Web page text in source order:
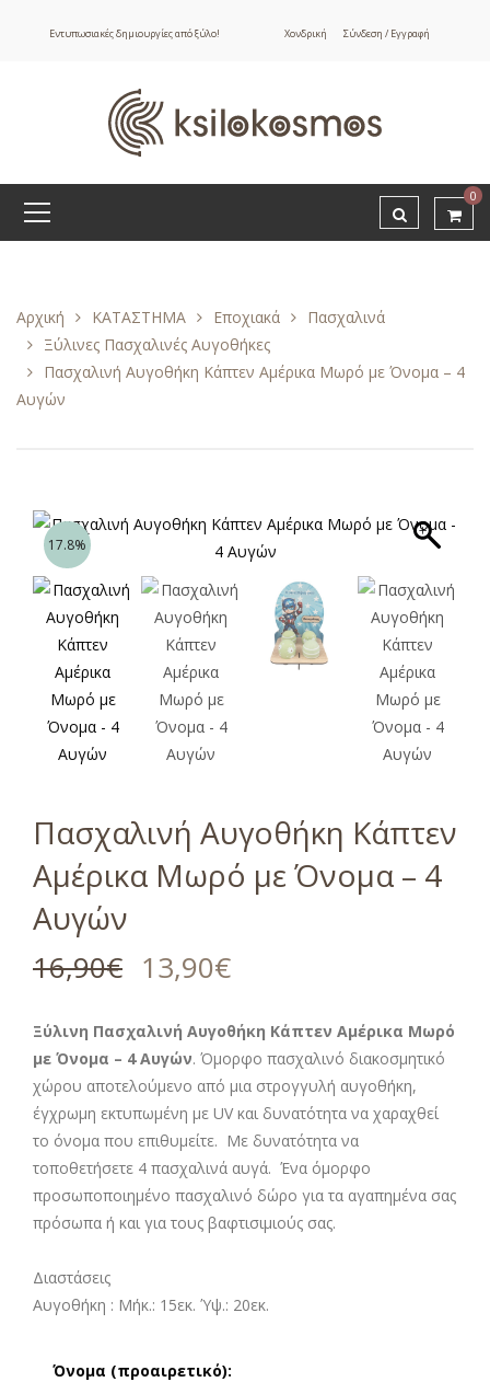
Εντυπωσιακές δημιουργίες από ξύλο! Χονδρική Σύνδεση / Εγγραφή
0
Αρχική ΚΑΤΑΣΤΗΜΑ Εποχιακά
Πασχαλινά
Ξύλινες Πασχαλινές Αυγοθήκες
Πασχαλινή Αυγοθήκη Κάπτεν Αμέρικα Μωρό με Όνομα – 4
Αυγών
17.8%
Πασχαλινή Αυγοθήκη Κάπτεν
Αμέρικα Μωρό με Όνομα – 4
Αυγών
16,90€ 13,90€
Ξύλινη Πασχαλινή Αυγοθήκη Κάπτεν Αμέρικα Μωρό
με Όνομα – 4 Αυγών. Όμορφο πασχαλινό διακοσμητικό
χώρου αποτελούμενο από μια στρογγυλή αυγοθήκη,
έγχρωμη εκτυπωμένη με UV και δυνατότητα να χαραχθεί
το όνομα που επιθυμείτε. Με δυνατότητα να
τοποθετήσετε 4 πασχαλινά αυγά. Ένα όμορφο
προσωποποιημένο πασχαλινό δώρο για τα αγαπημένα σας
πρόσωπα ή και για τους βαφτισιμιούς σας.
Διαστάσεις
Αυγοθήκη : Μήκ.: 15εκ. Ύψ.: 20εκ.
Όνομα (προαιρετικό):